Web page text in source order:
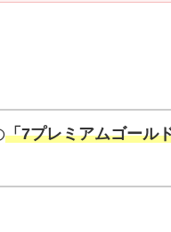
「7プレミアムゴール